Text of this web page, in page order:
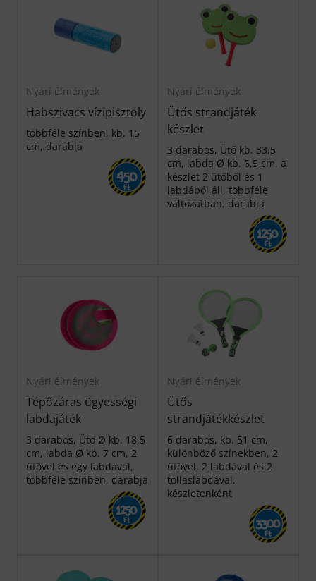
Nyári élmények
Habszivacs vízipisztoly
többféle színben, kb. 15
cm, darabja
450
Ft
Nyári élmények
Ütős strandjáték
készlet
3 darabos, Ütő kb. 33,5
cm, labda Ø kb. 6,5 cm, a
készlet 2 ütőből és 1
labdából áll, többféle
változatban, darabja
1250
Ft
Nyári élmények
Tépőzáras ügyességi
labdajáték
3 darabos, Ütő Ø kb. 18,5
cm, labda Ø kb. 7 cm, 2
ütővel és egy labdával,
többféle színben, darabja
1250
Ft
Nyári élmények
Ütős
strandjátékkészlet
6 darabos, kb. 51 cm,
különböző színekben, 2
ütővel, 2 labdával és 2
tollaslabdával,
készletenként
3300
Ft